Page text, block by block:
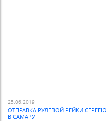
25.06.2019
ОТПРАВКА РУЛЕВОЙ РЕЙКИ СЕРГЕЮ
В САМАРУ